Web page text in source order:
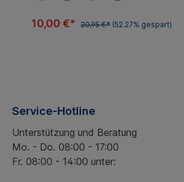
10,00 €* 20,95 €* (52.27% gespart)
Service-Hotline
Unterstützung und Beratung
Mo. - Do. 08:00 - 17:00
Fr. 08:00 - 14:00 unter: